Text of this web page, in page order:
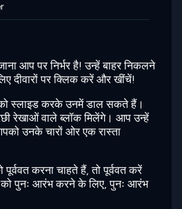
आप पर निर्भर है! उन्हें बाहर निकलने
दीवारों पर क्लिक करें और खींचें!
स्लाइड करके उनमें डाल सकते हैं।
रेखाओं वाले ब्लॉक मिलेंगे। आप उन्हें
उनके चारों ओर एक रास्ता
करना चाहते हैं, तो पूर्ववत करें
पुनः आरंभ करने के लिए, पुनः आरंभ